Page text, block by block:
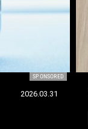
SPONSORED
2026.03.31